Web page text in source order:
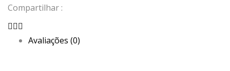
Compartilhar :
Avaliações (0)